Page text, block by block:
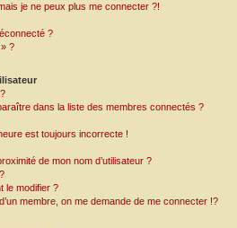
je ne peux plus me connecter ?!
?
?
dans la liste des membres connectés ?
est toujours incorrecte !
de mon nom d’utilisateur ?
le modifier ?
membre, on me demande de me connecter !?